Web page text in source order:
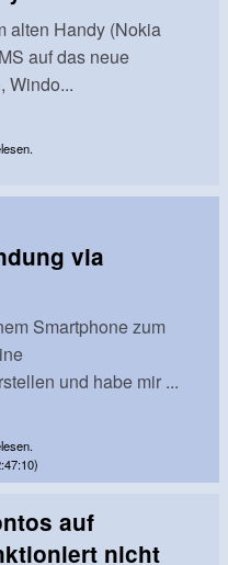
alten Handy (Nokia
auf das neue
Windo...
via
Smartphone zum
und habe mir ...
auf
nicht